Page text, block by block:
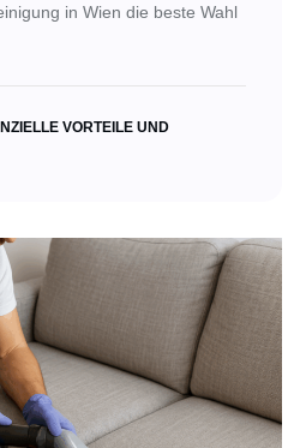
in Wien die beste Wahl
VORTEILE UND